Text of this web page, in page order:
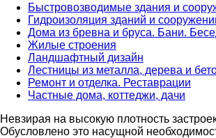
Быстровозводимые здания и
Гидроизоляция зданий и
Дома из бревна и бруса. Бани.
Жилые строения
Ландшафтный дизайн
Лестницы из металла, дерева и
Ремонт и отделка. Реставрации
Частные дома, коттеджи, дачи
Невзирая на высокую плотность
Обусловлено это насущной